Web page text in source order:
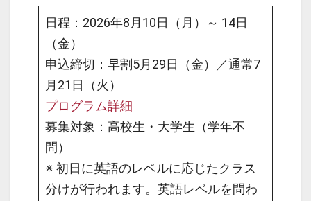
日程：2026年8月10日（月）～ 14日
（金）
申込締切：早割5月29日（金）／通常7
月21日（火）
プログラム詳細
募集対象：高校生・大学生（学年不
問）
※ 初日に英語のレベルに応じたクラス
分けが行われます。英語レベルを問わ